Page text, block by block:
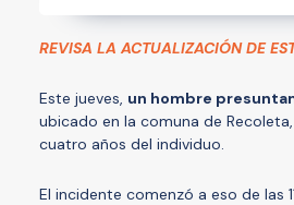
REVISA LA ACTUALIZACIÓN DE
Este jueves, un hombre
ubicado en la comuna de
cuatro años del individuo.
El incidente comenzó a eso de las